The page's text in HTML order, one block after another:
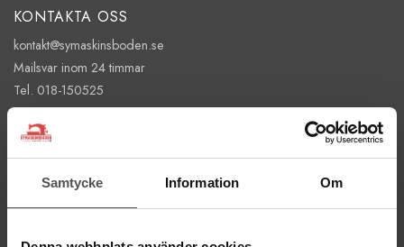
Samtycke Information Om
KONTAKTA OSS
kontakt@symaskinsboden.se
Mailsvar inom 24 timmar
Tel. 018-150525
BESÖK OSS
Kungsgatan 70E, 753 41 Uppsala
ÖPPETTIDER
Fre 11:00 - 17:00